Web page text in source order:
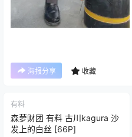
海报分享 收藏
有料
森萝财团 有料 古川kagura 沙
发上的白丝 [66P]